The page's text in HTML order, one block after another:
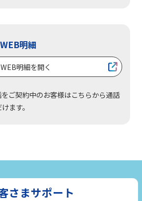
明細
明細を開く
ご契約中のお客様はこちらから通話
ます。
さまサポート